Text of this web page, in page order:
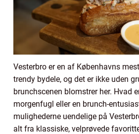
Vesterbro er en af Københavns
trendy bydele, og det er ikke uden
brunchscenen blomstrer her. Hvad
morgenfugl eller en brunch-
mulighederne uendelige på
alt fra klassiske, velprøvede